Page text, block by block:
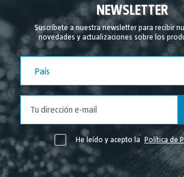
NEWSLETTER
Suscríbete a nuestra newsletter para recibir
novedades y actualizaciones sobre los
País
He leído y acepto la Política de